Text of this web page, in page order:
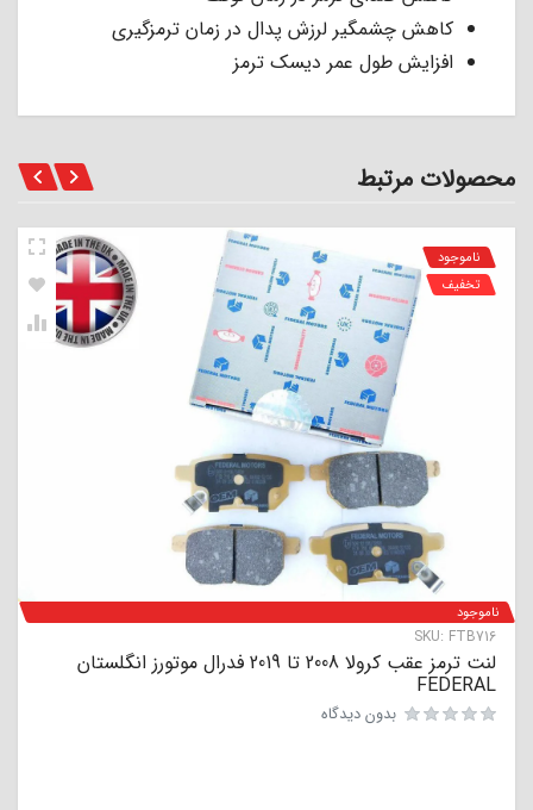
کاهش چشمگیر لرزش پدال در زمان ترمزگیری
افزایش طول عمر دیسک ترمز
محصولات مرتبط
ناموجود
SKU: FTB716
ناموجود
تخفیف
لنت ترمز عقب کرولا 2008 تا 2019 فدرال موتورز انگلستان
FEDERAL
بدون دیدگاه